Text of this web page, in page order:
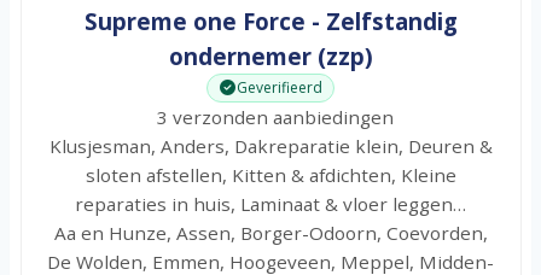
Supreme one Force - Zelfstandig
ondernemer (zzp)
Geverifieerd
3 verzonden aanbiedingen
Klusjesman, Anders, Dakreparatie klein, Deuren &
sloten afstellen, Kitten & afdichten, Kleine
reparaties in huis, Laminaat & vloer leggen…
Aa en Hunze, Assen, Borger-Odoorn, Coevorden,
De Wolden, Emmen, Hoogeveen, Meppel, Midden-